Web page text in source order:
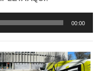
00:00